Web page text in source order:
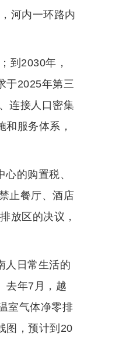
河内一环路内
到2030年，
于2025年第三
连接人口密集
服务体系，
的购置税、
止餐厅、酒店
放区的决议，
人日常生活的
去年7月，越
室气体净零排
图，预计到20